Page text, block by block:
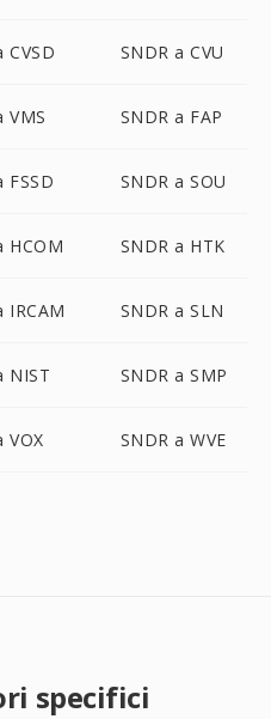
CVSD SNDR a CVU
VMS SNDR a FAP
FSSD SNDR a SOU
HCOM SNDR a HTK
IRCAM SNDR a SLN
NIST SNDR a SMP
VOX SNDR a WVE
specifici